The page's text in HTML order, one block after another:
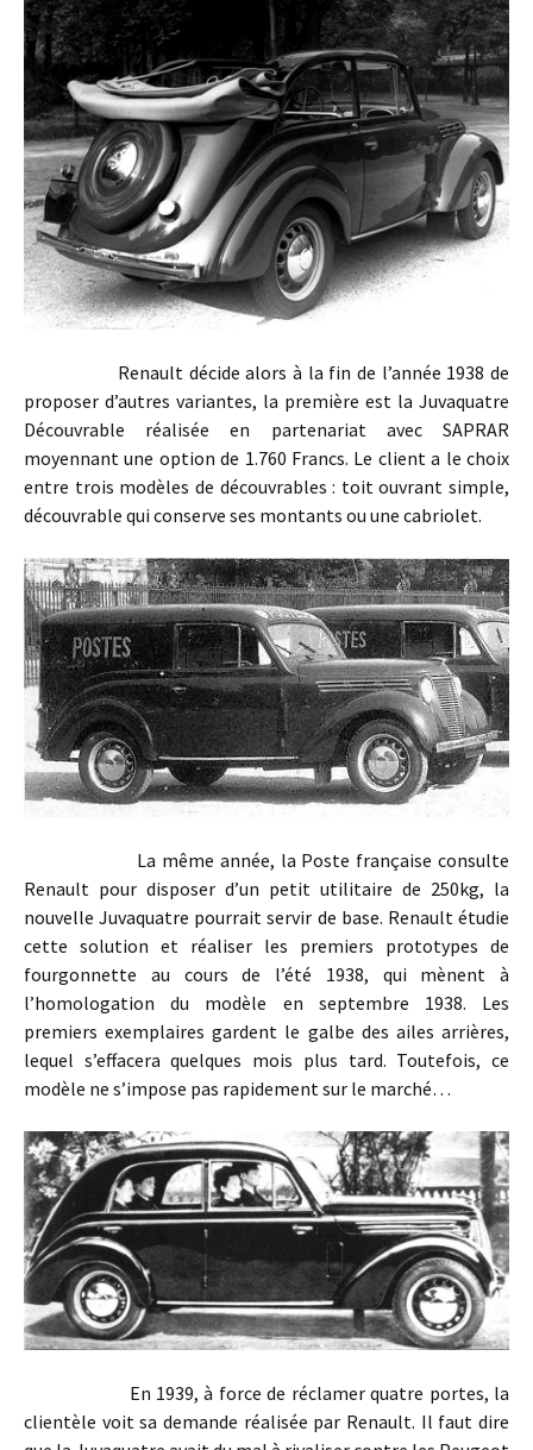
Renault décide alors à la fin de l’année 1938 de
proposer d’autres variantes, la première est la Juvaquatre
Découvrable réalisée en partenariat avec SAPRAR
moyennant une option de 1.760 Francs. Le client a le choix
entre trois modèles de découvrables : toit ouvrant simple,
découvrable qui conserve ses montants ou une cabriolet.
La même année, la Poste française consulte
Renault pour disposer d’un petit utilitaire de 250kg, la
nouvelle Juvaquatre pourrait servir de base. Renault étudie
cette solution et réaliser les premiers prototypes de
fourgonnette au cours de l’été 1938, qui mènent à
l’homologation du modèle en septembre 1938. Les
premiers exemplaires gardent le galbe des ailes arrières,
lequel s’effacera quelques mois plus tard. Toutefois, ce
modèle ne s’impose pas rapidement sur le marché…
En 1939, à force de réclamer quatre portes, la
clientèle voit sa demande réalisée par Renault. Il faut dire